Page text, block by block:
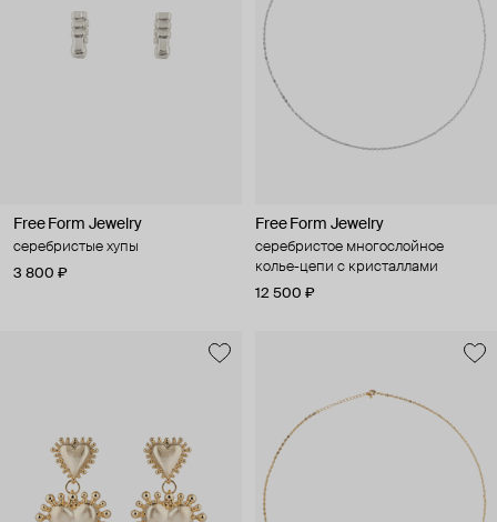
Free Form Jewelry
серебристые хупы
3 800 ₽
Free Form Jewelry
серебристое многослойное
колье-цепи с кристаллами
12 500 ₽